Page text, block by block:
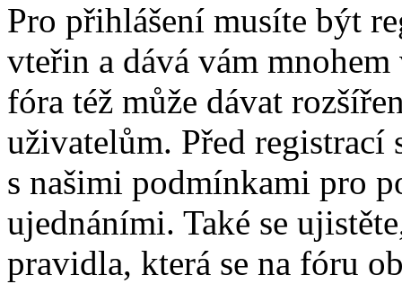
Pro přihlášení musíte být
vteřin a dává vám
fóra též může dávat
uživatelům. Před registrací
s našimi podmínkami pro
ujednáními. Také se
pravidla, která se na fóru